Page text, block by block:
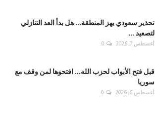
تحذير سعودي يهز المنطقة... هل بدأ العد التنازلي
لتصعيد ...
أغسطس 7, 2026 0
قبل فتح الأبواب لحزب الله... افتحوها لمن وقف مع
سوريا
أغسطس 6, 2026 0